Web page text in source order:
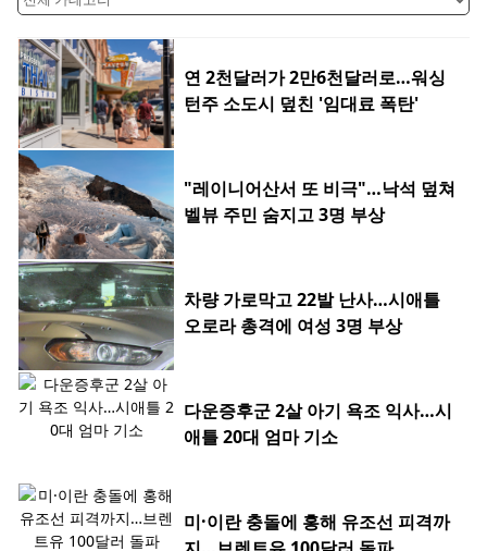
연 2천달러가 2만6천달러로…워싱
턴주 소도시 덮친 '임대료 폭탄'
"레이니어산서 또 비극"…낙석 덮쳐
벨뷰 주민 숨지고 3명 부상
차량 가로막고 22발 난사…시애틀
오로라 총격에 여성 3명 부상
다운증후군 2살 아기 욕조 익사…시
애틀 20대 엄마 기소
미·이란 충돌에 홍해 유조선 피격까